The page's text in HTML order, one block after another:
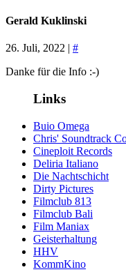
Gerald Kuklinski
26. Juli, 2022 | #
Danke für die Info :-)
Links
Buio Omega
Chris' Soundtrack
Cineploit Records
Deliria Italiano
Die Nachtschicht
Dirty Pictures
Filmclub 813
Filmclub Bali
Film Maniax
Geisterhaltung
HHV
KommKino